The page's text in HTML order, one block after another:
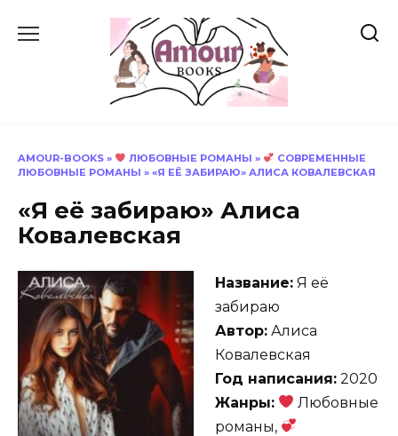
AMOUR-BOOKS » ЛЮБОВНЫЕ РОМАНЫ »
СОВРЕМЕННЫЕ
ЛЮБОВНЫЕ РОМАНЫ » «Я ЕЁ ЗАБИРАЮ» АЛИСА КОВАЛЕВСКАЯ
«Я её забираю» Алиса
Ковалевская
Название: Я её
забираю
Автор: Алиса
Ковалевская
Год написания: 2020
Жанры:
Любовные
романы,